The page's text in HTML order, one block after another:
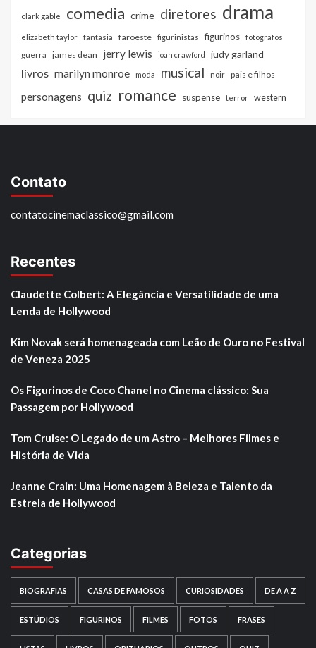
clark gable comedia crime diretores drama
elizabeth taylor fantasia faroeste figurinistas figurinos
fotografos
guerra
james dean jerry lewis joan crawford judy garland
livros marilyn monroe moda musical noir pais e filhos
personagens quiz romance suspense terror western
Contato
contatocinemaclassico@gmail.com
Recentes
Claudette Colbert: A Elegância e Versatilidade de uma
Lenda de Hollywood
Kim Novak será homenageada com Leão de Ouro no Festival
de Veneza 2025
Os Figurinos de Coco Chanel no Cinema clássico: Sua
Passagem por Hollywood
Tom Cruise: O Legado de um Astro – Melhores Filmes e
História de Vida
Jeanne Crain: Uma Homenagem à Beleza e Talento da
Estrela de Hollywood
Categorias
BIOGRAFIAS CASAS DE FAMOSOS CURIOSIDADES DE A A Z
ESTÚDIOS FIGURINOS FILMES FOTOS FRASES